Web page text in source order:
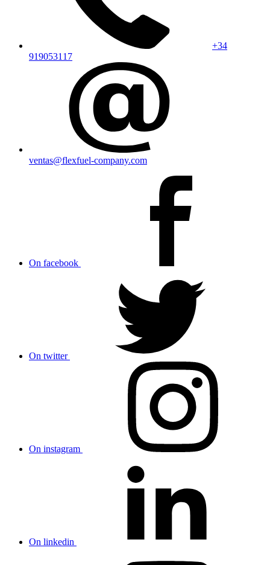
+34
919053117
ventas@flexfuel-company.com
On facebook
On twitter
On instagram
On linkedin